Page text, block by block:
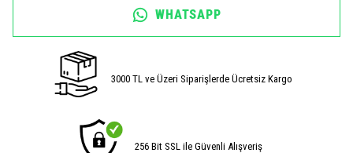
WHATSAPP
3000 TL ve Üzeri Siparişlerde Ücretsiz Kargo
256 Bit SSL ile Güvenli Alışveriş